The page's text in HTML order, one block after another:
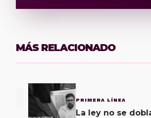
MÁS RELACIONADO
PRIMERA LÍNEA
La ley no se